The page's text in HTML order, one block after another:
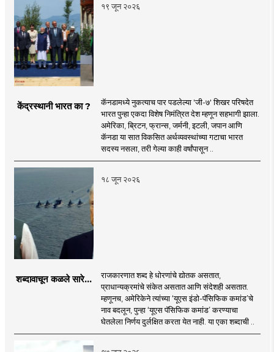
१९ जून २०२६
केंद्रस्थानी भारत का ?
कॅनडामध्ये नुकत्याच पार पडलेल्या 'जी-७' शिखर परिषदेत
भारत पुन्हा एकदा विशेष निमंत्रित देश म्हणून सहभागी झाला.
अमेरिका, ब्रिटन, फ्रान्स, जर्मनी, इटली, जपान आणि
कॅनडा या सात विकसित अर्थव्यवस्थांच्या गटाचा भारत
सदस्य नसला, तरी गेल्या काही वर्षांपासून ..
१८ जून २०२६
शब्दावाचून कळले सारे...
राजकारणात शब्द हे धोरणांचे द्योतक असतात,
प्राधान्यक्रमांचे संकेत असतात आणि संदेशही असतात.
म्हणूनच, अमेरिकेने त्यांच्या ‘यूएस इंडो-पॅसिफिक कमांड’चे
नाव बदलून, पुन्हा ‘यूएस पॅसिफिक कमांड’ करण्याचा
घेतलेला निर्णय दुर्लक्षित करता येत नाही. या एका शब्दाची ..